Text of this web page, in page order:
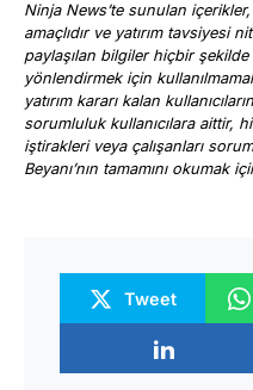
Ninja News’te sunulan
amaçlıdır ve yatırım tavsiyesi
paylaşılan bilgiler hiçbir şekilde
yönlendirmek için
yatırım kararı kalan
sorumluluk kullanıcılara aittir,
iştirakleri veya çalışanları
Beyanı’nın tamamını okumak
Tweet